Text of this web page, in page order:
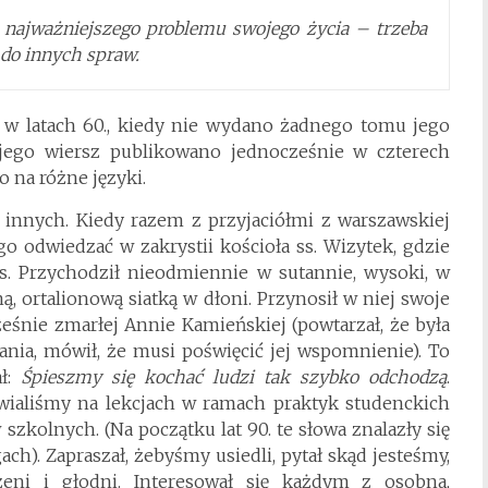
problemu swojego życia – trzeba
innych spraw.
latach 60., kiedy nie wydano żadnego tomu jego
wiersz publikowano jednocześnie w czterech
na różne języki.
Kiedy razem z przyjaciółmi z warszawskiej
odwiedzać w zakrystii kościoła ss. Wizytek, gdzie
Przychodził nieodmiennie w sutannie, wysoki, w
ortalionową siatką w dłoni. Przynosił w niej swoje
zmarłej Annie Kamieńskiej (powtarzał, że była
mówił, że musi poświęcić jej wspomnienie). To
Śpieszmy się kochać ludzi tak szybko odchodzą.
na lekcjach w ramach praktyk studenckich
(Na początku lat 90. te słowa znalazły się
Zapraszał, żebyśmy usiedli, pytał skąd jesteśmy,
i głodni. Interesował się każdym z osobna,